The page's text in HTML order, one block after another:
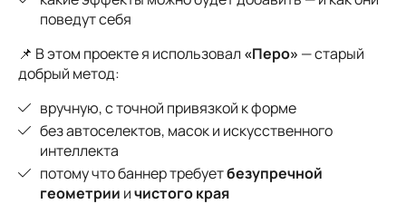
поведут себя
📌 В этом проекте я использовал «Перо» — старый
добрый метод:
вручную, с точной привязкой к форме
без автоселектов, масок и искусственного
интеллекта
потому что баннер требуетбезупречной
геометрии ичистого края